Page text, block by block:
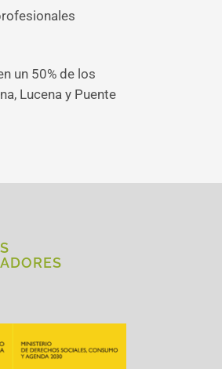
un 50% de los
Lucena y Puente